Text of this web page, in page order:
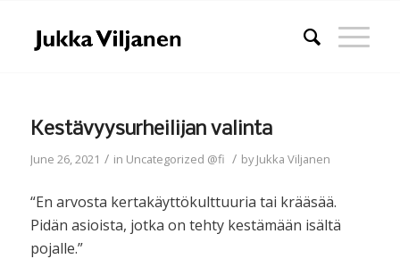
Kestävyysurheilijan valinta
June 26, 2021 / in Uncategorized @fi / byJukka Viljanen
“En arvosta kertakäyttökulttuuria tai krääsää.
Pidän asioista, jotka on tehty kestämään isältä
pojalle.”